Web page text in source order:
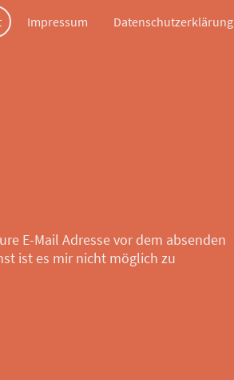
Impressum Datenschutzerklärung
E-Mail Adresse vor dem absenden
ist es mir nicht möglich zu